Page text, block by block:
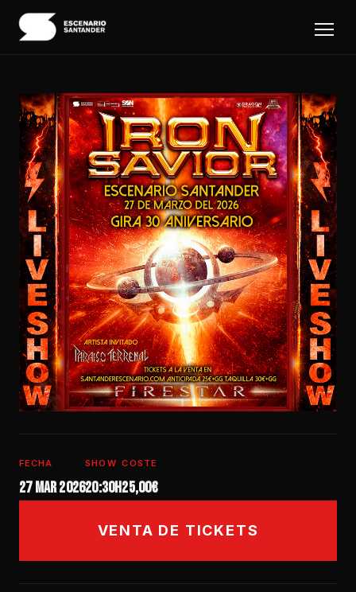
FECHA
27 mar 2026
SHOW
20:30h
COSTE
25,00€
VENTA DE TICKETS